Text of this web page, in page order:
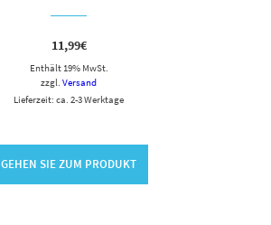
11,99€
Enthält 19% MwSt.
zzgl. Versand
Lieferzeit: ca. 2-3 Werktage
GEHEN SIE ZUM PRODUKT